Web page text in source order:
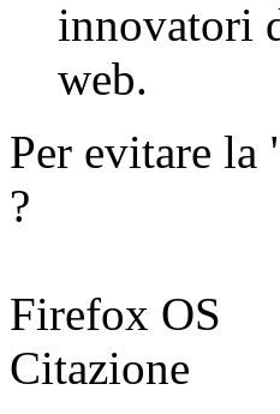
innovatori
web.
Per evitare
?
Firefox OS
Citazione